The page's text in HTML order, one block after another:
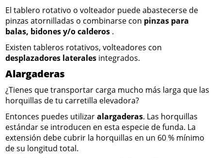
El tablero rotativo o volteador puede abastecerse de
pinzas atornilladas o combinarse con pinzas para
balas, bidones y/o calderos .
Existen tableros rotativos, volteadores con
desplazadores laterales integrados.
Alargaderas
¿Tienes que transportar carga mucho más larga que las
horquillas de tu carretilla elevadora?
Entonces puedes utilizaralargaderas. Las horquillas
estándar se introducen en esta especie de funda. La
extensión debe cubrir la horquillas en un 60 % mínimo
de su longitud total.